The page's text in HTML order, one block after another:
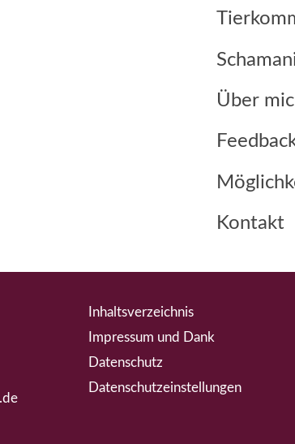
Über
Kontakt
d
Inhaltsverzeichnis
Impressum und Dank
Datenschutz
Datenschutz­einstellungen